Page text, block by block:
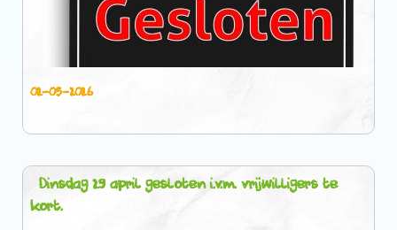
02-05-2026
Dinsdag 29 april gesloten i.v.m. vrijwilligers te
kort.